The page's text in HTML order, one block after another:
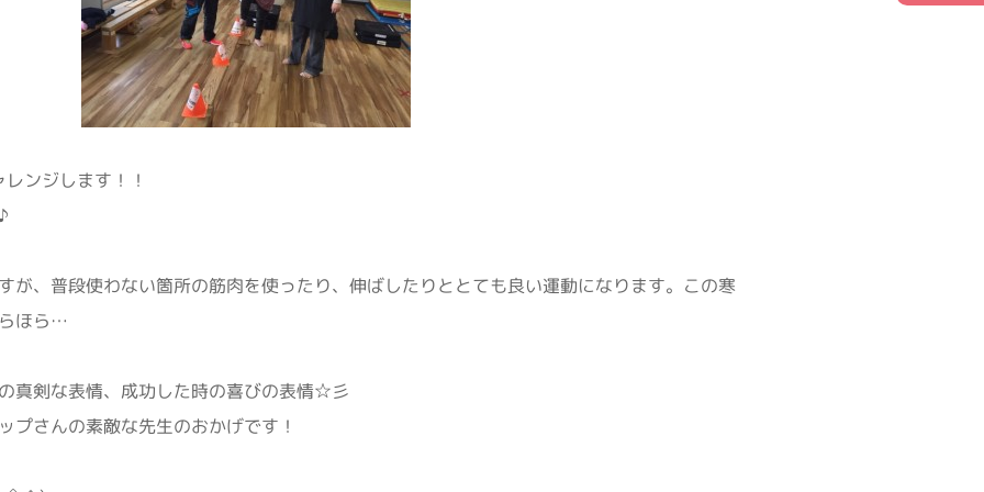
ンジします！！
が、普段使わない箇所の筋肉を使ったり、伸ばしたりととても良い運動になります。この寒
ほら…
真剣な表情、成功した時の喜びの表情☆彡
プさんの素敵な先生のおかげです！